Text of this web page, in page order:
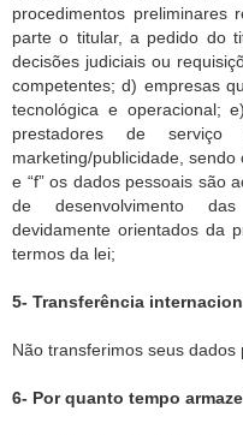
procedimentos preliminares
parte o titular, a pedido do
decisões judiciais ou
competentes; d) empresas
tecnológica e operacional;
prestadores de
marketing/publicidade, sendo
e “f” os dados pessoais são
de desenvolvimento
devidamente orientados da
termos da lei;
5- Transferência
Não transferimos seus dados
6- Por quanto tempo